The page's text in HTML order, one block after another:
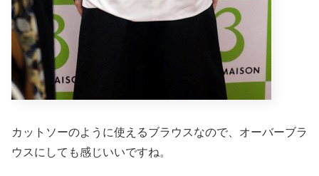
カットソーのように使えるブラウスなので、オーバーブラ
ウスにしても感じいいですね。